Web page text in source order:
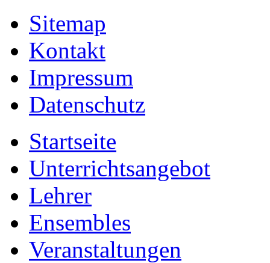
Sitemap
Kontakt
Impressum
Datenschutz
Startseite
Unterrichtsangebot
Lehrer
Ensembles
Veranstaltungen